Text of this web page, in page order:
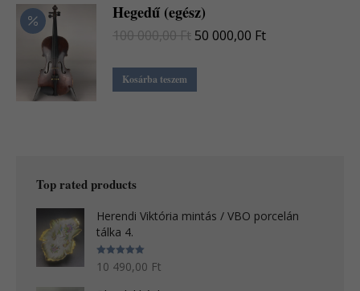
Hegedű (egész)
100 000,00Ft Original
50 000,00 FtCurrent
Kosárba teszem
Top rated products
Herendi Viktória mintás / VBO porcelán
tálka 4.
Értékelés:
5.00
/ 5
10 490,00 Ft